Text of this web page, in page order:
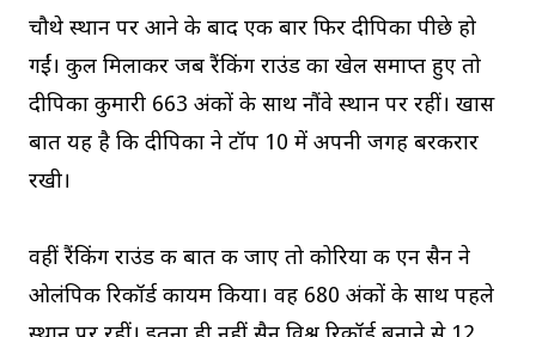
चौथे स्थान पर आने के बाद एक बार फिर दीपिका पीछे हो
गईं। कुल मिलाकर जब रैंकिंग राउंड का खेल समाप्त हुए तो
दीपिका कुमारी 663 अंकों के साथ नौंवे स्थान पर रहीं। खास
बात यह है कि दीपिका ने टॉप 10 में अपनी जगह बरकरार
रखी।
वहीं रैंकिंग राउंड की बात की जाए तो कोरिया की एन सैन ने
ओलंपिक रिकॉर्ड कायम किया। वह 680 अंकों के साथ पहले